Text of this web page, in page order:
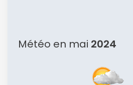
Météo en mai 2024